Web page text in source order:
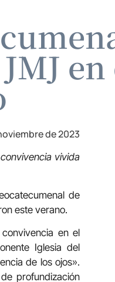
en
de 2023
vivida
de
este verano.
en el
Iglesia del
de los ojos».
profundización